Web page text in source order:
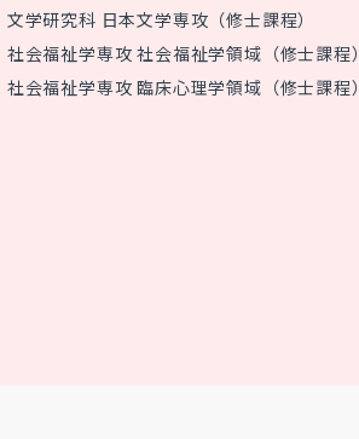
文学研究科 日本文学専攻（修士課程）
社会福祉学専攻 社会福祉学領域（修士課程）
社会福祉学専攻 臨床心理学領域（修士課程）